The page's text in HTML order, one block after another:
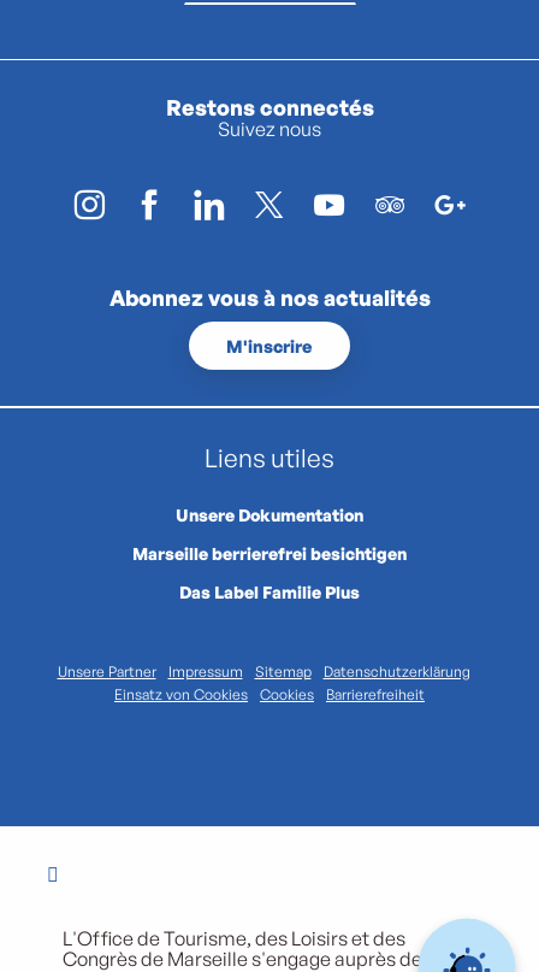
Restons connectés
Suivez nous
Abonnez vous à nos actualités
M'inscrire
Liens utiles
Unsere Dokumentation
Marseille berrierefrei besichtigen
Das Label Familie Plus
Unsere Partner Impressum Sitemap
Datenschutzerklärung
Einsatz von Cookies
Cookies Barrierefreiheit
L'Office de Tourisme, des Loisirs et des
Congrès de Marseille s'engage auprès de ses